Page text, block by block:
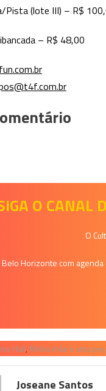
(lote III) – R$
– R$ 48,00
O CANAL
O
Belo Horizonte com
Hall, Minha mãe é uma
Joseane Santos